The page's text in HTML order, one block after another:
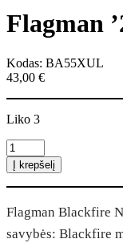
Flagman
Kodas: BA55XUL
43,00 €
Liko 3
produkto
kiekis:
Flagman
'24
Area
55XUL
Į krepšelį
Flagman Blackfire
savybės: Blackfire